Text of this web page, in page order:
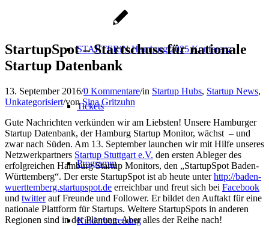
STARTERiN Hamburg 2025 Konferenz
Tickets
Programm
Kinderbetreuung
StartupSpot – Startschuss für nationale
Startup Datenbank
13. September 2016/0 Kommentare/in Startup Hubs, Startup News,
Unkategorisiert/vonSina Gritzuhn
Gute Nachrichten verkünden wir am Liebsten! Unsere Hamburger
Startup Datenbank, der Hamburg Startup Monitor, wächst – und
zwar nach Süden. Am 13. September launchen wir mit Hilfe unseres
Netzwerkpartners Startup Stuttgart e.V. den ersten Ableger des
erfolgreichen Hamburg Startup Monitors, den „StartupSpot Baden-
Württemberg“. Der erste StartupSpot ist ab heute unterhttp://baden-
wuerttemberg.startupspot.de erreichbar und freut sich bei Facebook
und twitterauf Freunde und Follower. Er bildet den Auftakt für eine
nationale Plattform für Startups. Weitere StartupSpots in anderen
Regionen sind in der Planung. Aber alles der Reihe nach!